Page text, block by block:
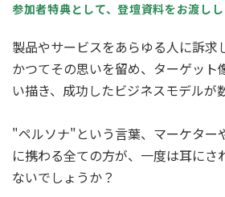
参加者特典として、登壇資料をお渡しし
製品やサービスをあらゆる人に訴
かつてその思いを留め、ターゲット
い描き、成功したビジネスモデルが
"ペルソナ"という言葉、マーケター
に携わる全ての方が、一度は耳にさ
ないでしょうか？